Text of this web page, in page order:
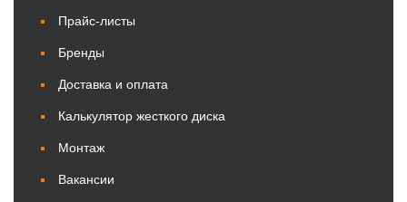
Прайс-листы
Бренды
Доставка и оплата
Калькулятор жесткого диска
Монтаж
Вакансии